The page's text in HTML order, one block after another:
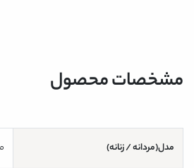
مشخصات محصول
مدل(مردانه / زنانه)